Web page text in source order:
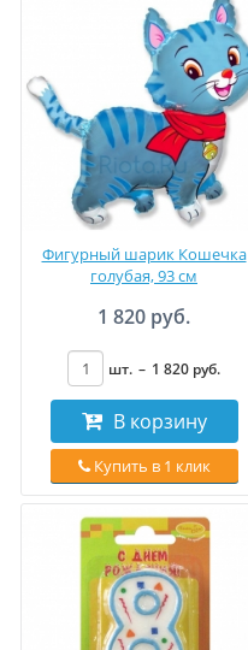
Фигурный шарик Кошечка
голубая, 93 см
1 820 руб.
шт. – 1 820 руб.
В корзину
Купить в 1 клик